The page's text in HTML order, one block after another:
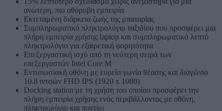
ανώτερη, πιο αθόρυβη εμπειρία
Εκτεταμένη διάρκεια ζωής της μπαταρίας
Συμπληρωματικό πληκτρολόγιο ταξιδίου που προσφέρει μια
πλήρη εμπειρία χρήσης laptop και συμπληρωματικό λεπτό
πληκτρολόγιο για εξαιρετική φορητότητα
Επεξεργαστική ισχύ από τη νεότερη σειρά των
επεξεργαστών Intel Core M
Εντυπωσιακή οθόνη με ευρεία γωνία θέασης και διαγώνιο
10.8 ιντσών FHD IPS (1920 x 1080)
Docking station με τη χρήση του οποίου προσφέρει την
πλήρη εμπειρία χρήσης ενός περιβάλλοντος με οθόνη,
πληκτρολόγιο και ποντίκι